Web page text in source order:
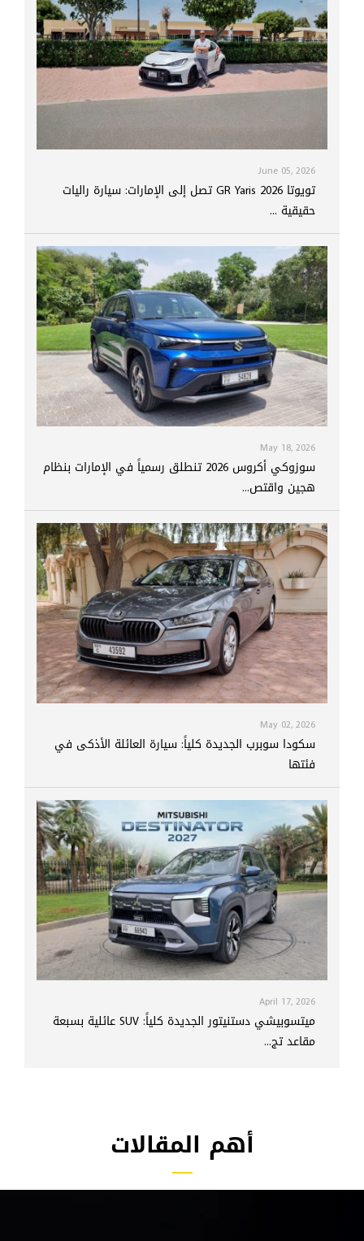
June 05, 2026
تويوتا GR Yaris 2026 تصل إلى الإمارات: سيارة راليات
حقيقية ...
May 18, 2026
سوزوكي أكروس 2026 تنطلق رسمياً في الإمارات بنظام
هجين واقتص...
May 02, 2026
سكودا سوبرب الجديدة كلياً: سيارة العائلة الأذكى في
فئتها
April 17, 2026
ميتسوبيشي دستنيتور الجديدة كلياً: SUV عائلية بسبعة
مقاعد تج...
أهم المقالات